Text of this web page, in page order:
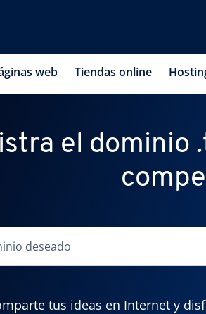
web Tiendas online
el dominio
tus ideas en Internet y